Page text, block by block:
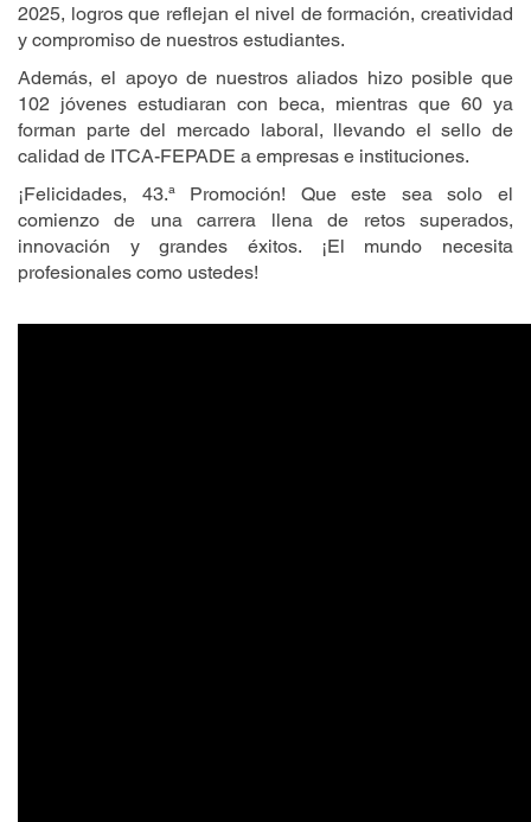
2025, logros que reflejan el nivel de formación, creatividad
y compromiso de nuestros estudiantes.
Además, el apoyo de nuestros aliados hizo posible que
102 jóvenes estudiaran con beca, mientras que 60 ya
forman parte del mercado laboral, llevando el sello de
calidad de ITCA-FEPADE a empresas e instituciones.
¡Felicidades, 43.ª Promoción! Que este sea solo el
comienzo de una carrera llena de retos superados,
innovación y grandes éxitos. ¡El mundo necesita
profesionales como ustedes!